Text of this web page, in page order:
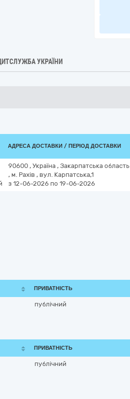
УКРАЇНИ
АДРЕСА ДОСТАВКИ / ПЕРІОД ДОСТАВКИ
90600 , Україна , Закарпатська область
, м. Рахів , вул. Карпатська,1
з 12-06-2026 по 19-06-2026
ПРИВАТНІСТЬ
публічний
ПРИВАТНІСТЬ
публічний